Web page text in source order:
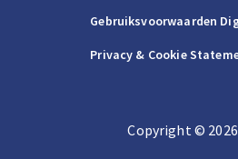
Gebruiksvoorwaarden
Privacy & Cookie
Copyright©️ 2026